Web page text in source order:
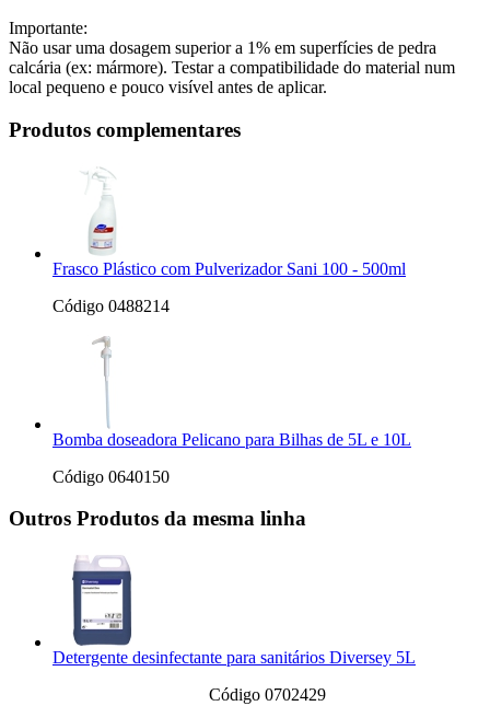
Importante:
Não usar uma dosagem superior a 1% em superfícies de pedra
calcária (ex: mármore). Testar a compatibilidade do material num
local pequeno e pouco visível antes de aplicar.
Produtos complementares
Frasco Plástico com Pulverizador Sani 100 - 500ml
Código 0488214
Bomba doseadora Pelicano para Bilhas de 5L e 10L
Código 0640150
Outros Produtos da mesma linha
Detergente desinfectante para sanitários Diversey 5L
Código 0702429